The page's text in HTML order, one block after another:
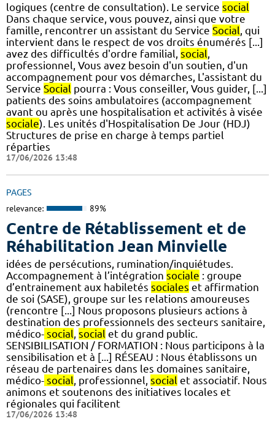
logiques (centre de consultation). Le service social
Dans chaque service, vous pouvez, ainsi que votre
famille, rencontrer un assistant du Service Social , qui
intervient dans le respect de vos droits énumérés [...]
avez des difficultés d'ordre familial, social
professionnel, Vous avez besoin d'un soutien, d'un
accompagnement pour vos démarches, L'assistant du
Service Social pourra : Vous conseiller, Vous guider, [...]
patients des soins ambulatoires (accompagnement
avant ou après une hospitalisation et activités à visée
sociale). Les unités d'Hospitalisation De Jour (HDJ)
Structures de prise en charge à temps partiel
réparties
17/06/2026 13:48
PAGES
relevance: 89%
Centre de Rétablissement et de
Réhabilitation Jean Minvielle
idées de persécutions, rumination/inquiétudes.
Accompagnement à l’intégration sociale : groupe
d’entrainement aux habiletés sociales et affirmation
de soi (SASE), groupe sur les relations amoureuses
(rencontre [...] Nous proposons plusieurs actions à
destination des professionnels des secteurs sanitaire,
médico- social, social et du grand public.
SENSIBILISATION / FORMATION : Nous participons à la
sensibilisation et à [...] RÉSEAU : Nous établissons un
réseau de partenaires dans les domaines sanitaire,
médico- social, professionnel, social et associatif. Nous
animons et soutenons des initiatives locales et
régionales qui facilitent
17/06/2026 13:48